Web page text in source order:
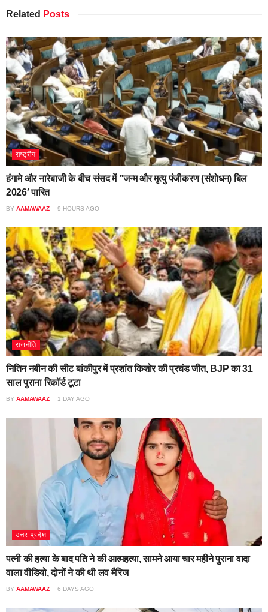
Related Posts
राष्ट्रीय
हंगामे और नारेबाजी के बीच संसद में ”जन्म और मृत्यु पंजीकरण (संशोधन) बिल
2026′ पारित
BY AAMAWAAZ 9 HOURS AGO
राजनीति
नितिन नबीन की सीट बांकीपुर में प्रशांत किशोर की प्रचंड जीत, BJP का 31
साल पुराना रिकॉर्ड टूटा
BY AAMAWAAZ 1 DAY AGO
उत्तर प्रदेश
पत्नी की हत्या के बाद पति ने की आत्महत्या, सामने आया चार महीने पुराना वादा
वाला वीडियो, दोनों ने की थी लव मैरिज
BY AAMAWAAZ 6 DAYS AGO